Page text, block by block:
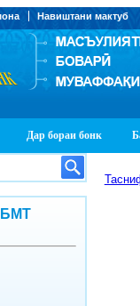
Навиштани мактуб
Дар бораи бонк
БМТ